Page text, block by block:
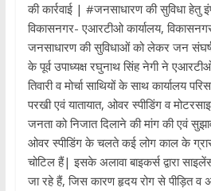
की कार्रवाई | #जनसाधारण की सुविधा हेतु
विकासनगर- एआरटीओ कार्यालय,
जनसाधारण की सुविधाओं को लेकर जन संघर्ष
के पूर्व उपाध्यक्ष रघुनाथ सिंह नेगी ने
तिवारी व मोर्चा साथियों के साथ कार्यालय
परखी एवं यातायात, ओवर स्पीडिंग व
जनता को निजात दिलाने की मांग की एवं
ओवर स्पीडिंग के चलते कई लोग काल के
चोटिल हैं| इसके अलावा बाइकर्स द्वारा
जा रहे हैं, जिस कारण हृदय रोग से पीड़ित